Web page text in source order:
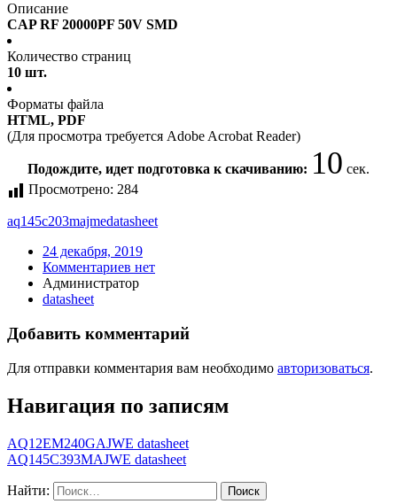
Описание
CAP RF 20000PF 50V SMD
Количество страниц
10 шт.
Форматы файла
HTML, PDF
(Для просмотра требуется Adobe Acrobat Reader)
Подождите, идет подготовка к скачиванию: 10 сек.
Просмотрено: 284
aq145c203majmedatasheet
24 декабря, 2019
Комментариев нет
Администратор
datasheet
Добавить комментарий
Для отправки комментария вам необходимо авторизоваться.
Навигация по записям
AQ12EM240GAJWE datasheet
AQ145C393MAJWE datasheet
Найти: